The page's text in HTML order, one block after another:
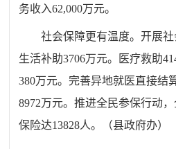
务收入62,000万元。
社会保障更有温度。开展
生活补助3706万元。医疗救助
380万元。完善异地就医直接结
8972万元。推进全民参保行动
保险达13828人。
（县政府办）